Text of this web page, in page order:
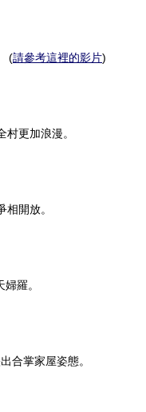
(請參考這裡的影片)
更加浪漫。
開放。
羅。
合掌家屋姿態。